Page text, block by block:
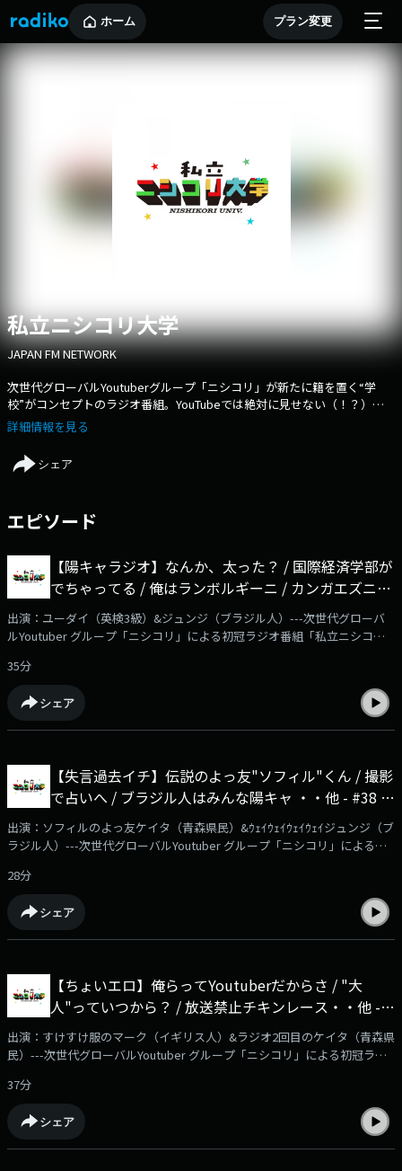
ホーム プラン変更
私立ニシコリ大学
JAPAN FM NETWORK
次世代グローバルYoutuberグループ「ニシコリ」が新たに籍を置く“学
校”がコンセプトのラジオ番組。YouTubeでは絶対に見せない（！？）メ
ンバーの「素の姿」をたっぷりとお届けします。普段は日本語禁止チャン
ネルとして活動している彼等。この番組では日本語バリバリ、ありのまま
トーク全開！生産性ゼロ、でも楽しさ100%。リスナーもニシコリも「私
立ニシコリ大学」の学生です。みんなでダラダラ最高の時間を過ごしてい
詳細情報を見る
シェア
エピソード
【陽キャラジオ】なんか、太った？ / 国際経済学部が
でちゃってる / 俺はランボルギーニ / カンガエズニイ
クンダヨ！ / なぜなぜ論 ・・他 - #39 私立ニシコリ大
学
出演：ユーダイ（英検3級）&ジュンジ（ブラジル人）---次世代グローバ
ルYoutuber グループ「ニシコリ」による初冠ラジオ番組「私立ニシコリ
チャンネル「ニシコリの吹き替え」（YouTube）、Spotify、Amazon
Music、Apple Podcast、radiko podcastにて配信スタート！✅詳細はこち
らの動画をチェック！https://www.youtube.com/watch?v=Ndzr5uZEjlI✅
番組メンバーシップはこちらから！
_J8w__zk_gDtSw/joinYoutubeチャンネル『ニシコリ の吹き替え』にて、
番組メンバーシップを開始！番組本編の映像付き動画やアフタートークを
毎週2本更新予定。ぜひご登録をよろしくお願いいたします！※ブラウザ
入できますので、SafariやChrome、PC等からご確認ください---
35分
シェア
【失言過去イチ】伝説のよっ友"ソフィル"くん / 撮影
で占いへ / ブラジル人はみんな陽キャ ・・他 - #38 私
立ニシコリ大学
出演：ソフィルのよっ友ケイタ（青森県民）&ｳｪｲｳｪｲｳｪｲｳｪｲジュンジ（ブ
ラジル人）---次世代グローバルYoutuber グループ「ニシコリ」による初
「AuDee」他、ニシコリサブチャンネル「ニシコリの吹き替え」
（YouTube）、Spotify、Amazon Music、Apple Podcast、radiko
podcastにて配信スタート！✅詳細はこちらの動画をチェック！
https://www.youtube.com/watch?v=Ndzr5uZEjlI✅番組メンバーシップは
_J8w__zk_gDtSw/joinYoutubeチャンネル『ニシコリ の吹き替え』にて、
番組メンバーシップを開始！番組本編の映像付き動画やアフタートークを
毎週2本更新予定。ぜひご登録をよろしくお願いいたします！※ブラウザ
入できますので、SafariやChrome、PC等からご確認ください---
28分
シェア
【ちょいエロ】俺らってYoutuberだからさ / "大
人"っていつから？ / 放送禁止チキンレース・・他 -
#37 私立ニシコリ大学
出演：すけすけ服のマーク（イギリス人）&ラジオ2回目のケイタ（青森県
民）---次世代グローバルYoutuber グループ「ニシコリ」による初冠ラジ
「AuDee」他、ニシコリサブチャンネル「ニシコリの吹き替え」
（YouTube）、Spotify、Amazon Music、Apple Podcast、radiko
podcastにて配信スタート！✅詳細はこちらの動画をチェック！
https://www.youtube.com/watch?v=Ndzr5uZEjlI✅番組メンバーシップは
37分
シェア